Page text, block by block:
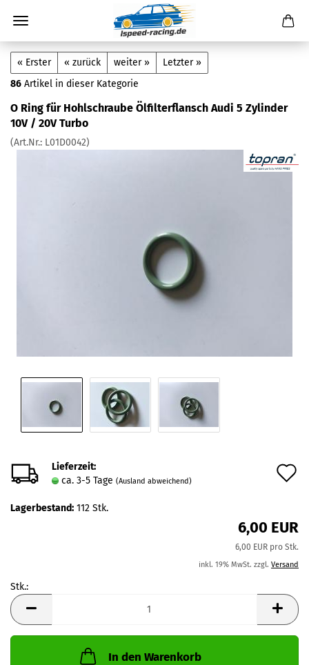
« Erster « zurück weiter »
Letzter »
86 Artikel in dieser Kategorie
O Ring für Hohlschraube Ölfilterflansch Audi 5 Zylinder
10V / 20V Turbo
(Art.Nr.: L01D0042)
Lieferzeit:
ca. 3-5 Tage (Ausland abweichend)
Lagerbestand: 112 Stk.
6,00 EUR
6,00 EUR pro Stk.
inkl. 19% MwSt. zzgl. Versand
Stk.:
Stk.
In den Warenkorb